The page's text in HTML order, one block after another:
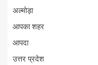
अल्मोड़ा
आपका शहर
आपदा
उत्तर प्रदेश